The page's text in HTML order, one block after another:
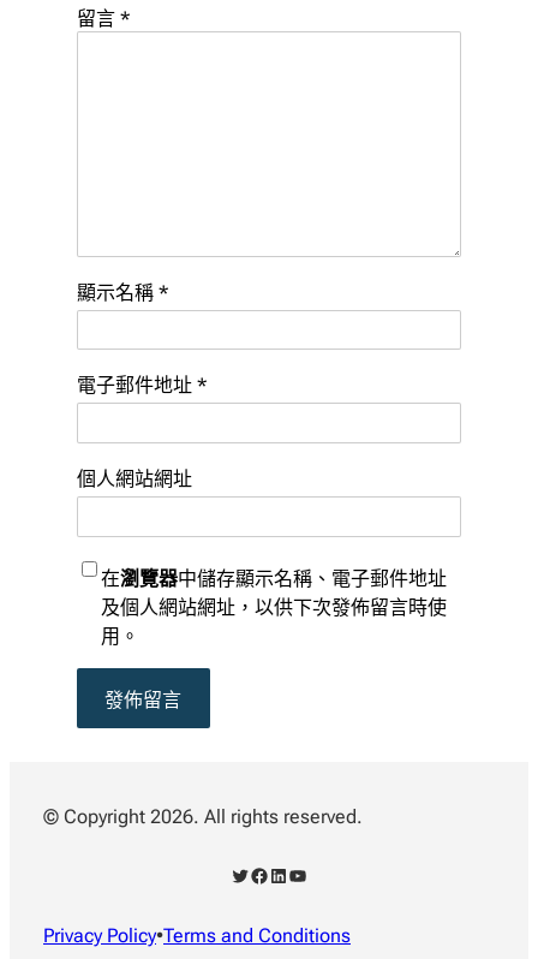
留言 *
顯示名稱 *
電子郵件地址 *
個人網站網址
在瀏覽器中儲存顯示名稱、電子郵件地址
及個人網站網址，以供下次發佈留言時使
用。
© Copyright 2026. All rights reserved.
X Facebook LinkedIn YouTube
Privacy Policy•Terms and Conditions